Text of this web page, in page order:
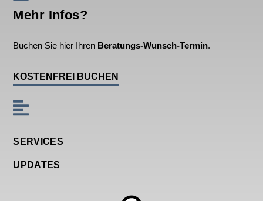
Mehr Infos?
Buchen Sie hier Ihren Beratungs-Wunsch-Termin.
KOSTENFREI BUCHEN
SERVICES
UPDATES